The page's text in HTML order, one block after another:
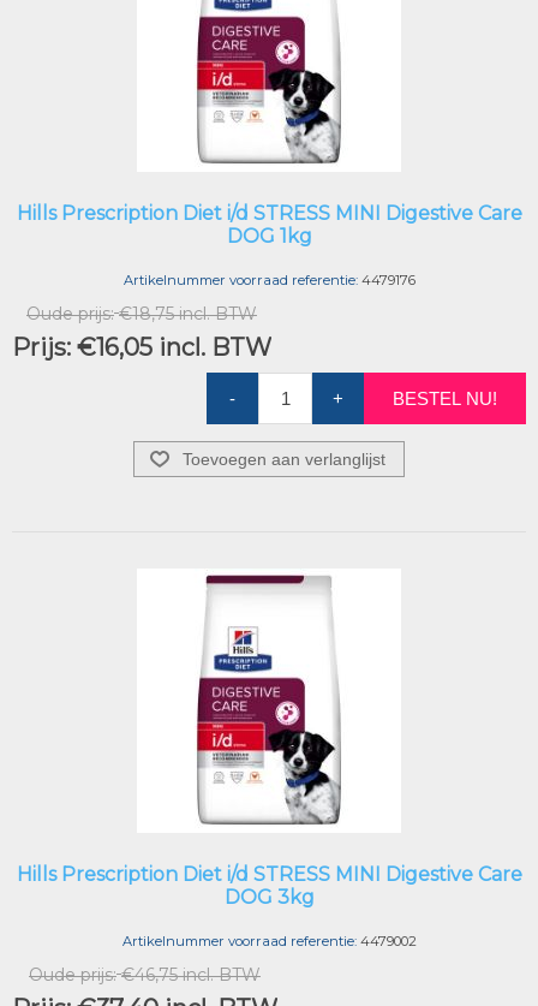
Hills Prescription Diet i/d STRESS MINI Digestive Care
DOG 1kg
Artikelnummer voorraad referentie: 4479176
Oude prijs: €18,75 incl. BTW
Prijs: €16,05 incl. BTW
- + BESTEL NU!
Toevoegen aan verlanglijst
Hills Prescription Diet i/d STRESS MINI Digestive Care
DOG 3kg
Artikelnummer voorraad referentie: 4479002
Oude prijs: €46,75 incl. BTW